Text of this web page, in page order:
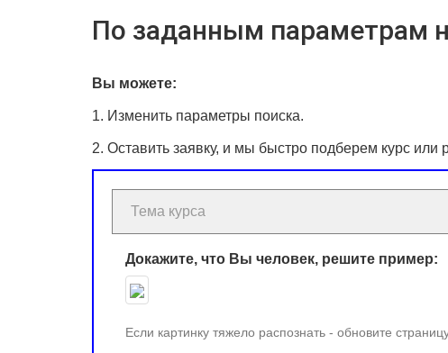
По заданным параметрам
Вы можете:
1. Изменить параметры поиска.
2. Оставить заявку, и мы быстро подберем курс или
Докажите, что Вы человек, решите пример:
Если картинку тяжело распознать - обновите